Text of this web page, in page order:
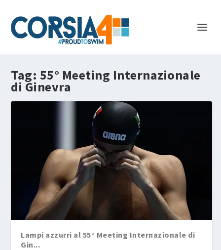
Tag: 55° Meeting Internazionale
di Ginevra
Lampi azzurri al 55° Meeting Internazionale di
Gin...